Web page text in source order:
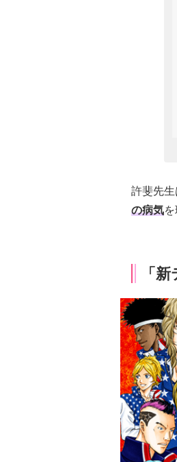
許斐先
の病気
「